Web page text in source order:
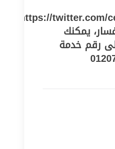
https://twitter.com/
يمكنك
رقم خدمة